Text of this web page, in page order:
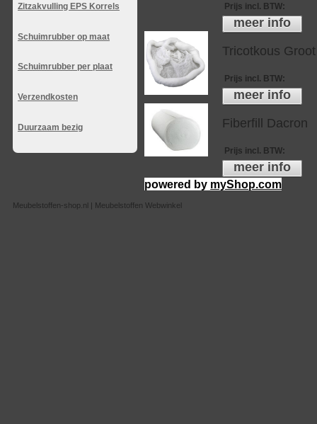
Zitzakvulling EPS Korrels
Schuimrubber op maat
Schuimrubber per plaat
Verzendkosten
Duurzaam bezig
Prijs incl. BTW:
meer info
Tricotkous Groot
Prijs incl. BTW:
meer info
Fiberfill Dacron
Prijs incl. BTW:
meer info
powered by myShop.com
Meubelstoffen-shop.nl | Meubelstoffen Webwinkel